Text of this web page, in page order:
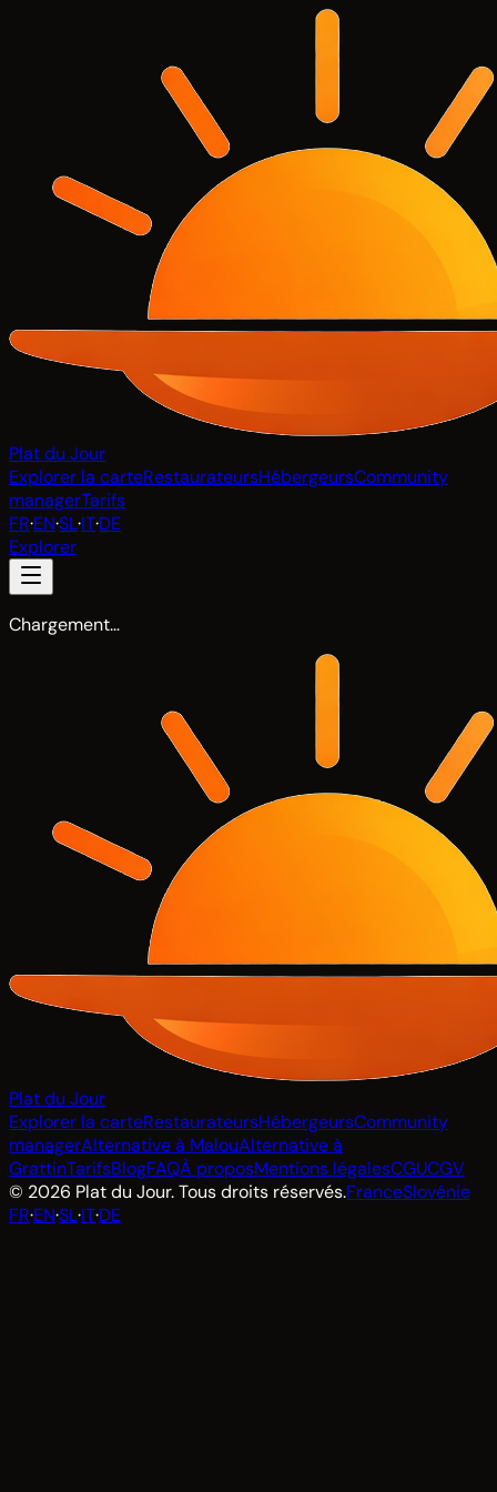
Plat du Jour
Explorer la carteRestaurateursHébergeursCommunity
managerTarifs
FR·EN·SL·IT·DE
Explorer
Chargement…
Plat du Jour
Explorer la carteRestaurateursHébergeursCommunity
managerAlternative à MalouAlternative à
GrattinTarifsBlogFAQÀ proposMentions légalesCGUCGV
© 2026 Plat du Jour. Tous droits réservés.FranceSlovénie
FR·EN·SL·IT·DE